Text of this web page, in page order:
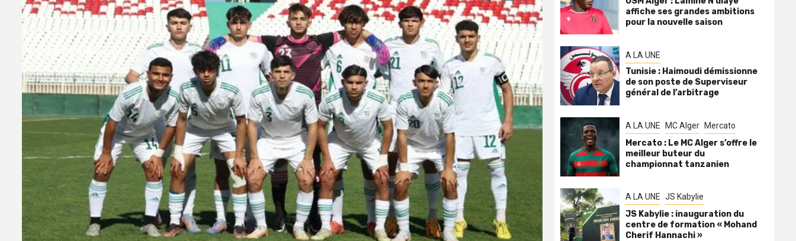
affiche ses grandes ambitions
pour la nouvelle saison
A LA UNE
Tunisie : Haimoudi démissionne
de son poste de Superviseur
général de l’arbitrage
A LA UNE MC Alger Mercato
Mercato : Le MC Alger s’offre le
meilleur buteur du
championnat tanzanien
A LA UNE JS Kabylie
JS Kabylie : inauguration du
centre de formation « Mohand
Cherif Hannachi »